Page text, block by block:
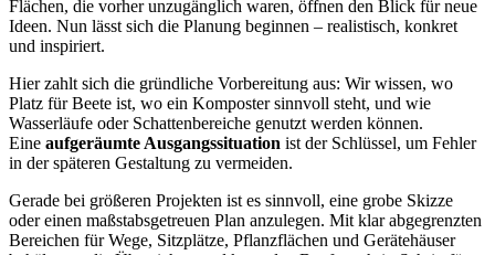
Flächen, die vorher unzugänglich waren, öffnen den Blick für neue
Ideen. Nun lässt sich die Planung beginnen – realistisch, konkret
und inspiriert.
Hier zahlt sich die gründliche Vorbereitung aus: Wir wissen, wo
Platz für Beete ist, wo ein Komposter sinnvoll steht, und wie
Wasserläufe oder Schattenbereiche genutzt werden können.
Eine aufgeräumte Ausgangssituation ist der Schlüssel, um Fehler
in der späteren Gestaltung zu vermeiden.
Gerade bei größeren Projekten ist es sinnvoll, eine grobe Skizze
oder einen maßstabsgetreuen Plan anzulegen. Mit klar abgegrenzten
Bereichen für Wege, Sitzplätze, Pflanzflächen und Gerätehäuser